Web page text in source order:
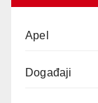
Apel
Događaji